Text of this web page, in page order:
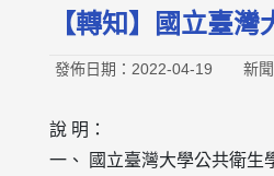
【轉知】國立臺
發佈日期：2022-04-19 新
說 明：
一、 國立臺灣大學公共衛生